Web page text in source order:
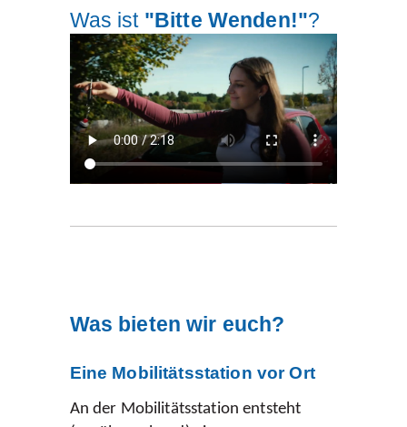
Was ist "Bitte Wenden!"?
Was bieten wir euch?
Eine Mobilitätsstation vor Ort
An der Mobilitätsstation entsteht